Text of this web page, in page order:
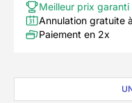
Meilleur prix garanti
Annulation gratuite
Paiement en 2x